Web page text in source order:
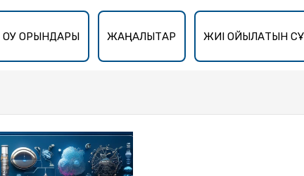
ОҚУ ОРЫНДАРЫ ЖАҢАЛЫҚТАР ЖИІ ҚОЙЫЛАТЫН